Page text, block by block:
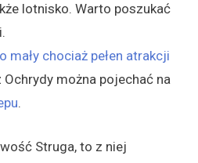
lotnisko. Warto poszukać
mały chociaż pełen atrakcji
można pojechać na
.
Struga, to z niej